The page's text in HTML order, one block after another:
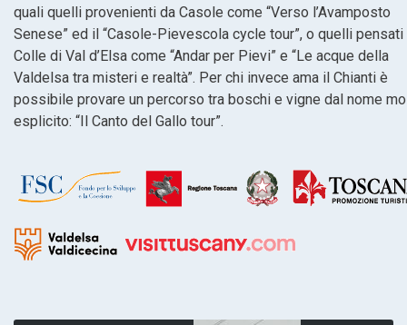
quali quelli provenienti da Casole come “Verso l’Avamposto
Senese” ed il “Casole-Pievescola cycle tour”, o quelli pensati
Colle di Val d’Elsa come “Andar per Pievi” e “Le acque della
Valdelsa tra misteri e realtà”. Per chi invece ama il Chianti è
possibile provare un percorso tra boschi e vigne dal nome
esplicito: “Il Canto del Gallo tour”.